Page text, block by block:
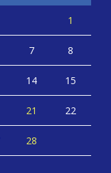
1
7 8
14 15
21 22
28